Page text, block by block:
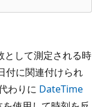
として測定される時
付に関連付けられ
わりに DateTime